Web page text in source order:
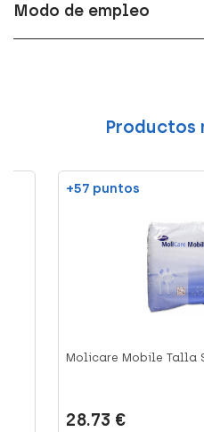
Modo de empleo
Productos
+57 puntos
Molicare Mobile Talla
28.73 €